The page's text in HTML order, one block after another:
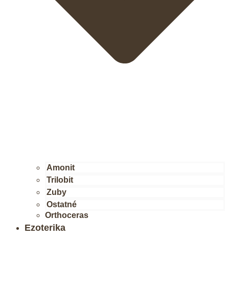
Amonit
Trilobit
Zuby
Ostatné
Orthoceras
Ezoterika